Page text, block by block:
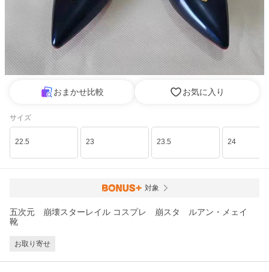
おまかせ比較 お気に入り
サイズ
22.5 23 23.5 24
対象
五次元 崩壊スターレイル コスプレ 崩スタ ルアン・メェイ
靴
お取り寄せ